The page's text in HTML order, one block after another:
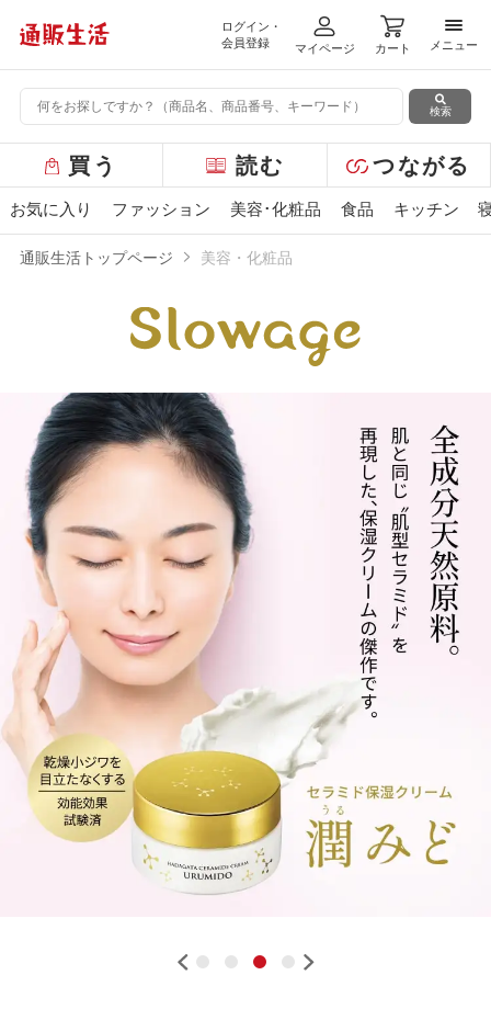
ログイン・
会員登録
マイページ カート
メニ
メニュー
検索
ー
バ
買う 読む つながる
お気に入り ファッション 美容･化粧品 食品 キッチン
通販生活トップページ 美容・化粧品